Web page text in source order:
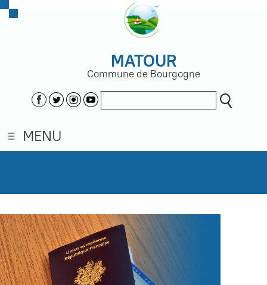
MATOUR
Commune de Bourgogne
MENU